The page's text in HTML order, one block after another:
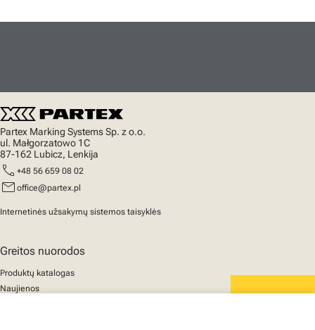
Partex Marking Systems Sp. z o.o.
ul. Małgorzatowo 1C
87-162 Lubicz, Lenkija
call +48 56 659 08 02
mail office@partex.pl
Internetinės užsakymų sistemos taisyklės
Greitos nuorodos
Produktų katalogas
Naujienos